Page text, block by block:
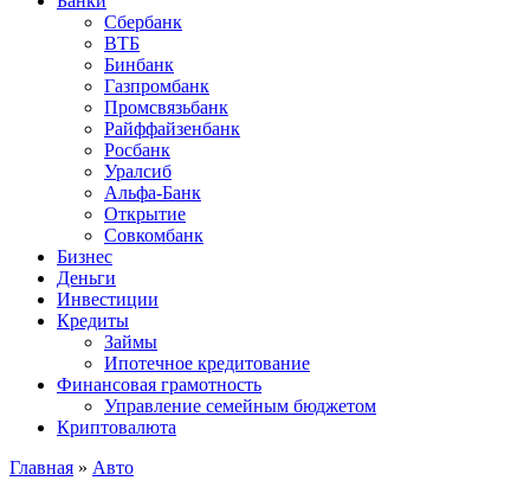
Сбербанк
ВТБ
Бинбанк
Газпромбанк
Промсвязьбанк
Райффайзенбанк
Росбанк
Уралсиб
Альфа-Банк
Открытие
Совкомбанк
Бизнес
Деньги
Инвестиции
Кредиты
Займы
Ипотечное кредитование
Финансовая грамотность
Управление семейным бюджетом
Криптовалюта
Главная » Авто